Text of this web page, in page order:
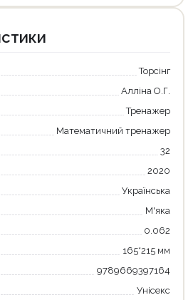
Торсінг
Алліна О.Г.
Тренажер
Математичний тренажер
32
2020
Українська
М'яка
0.062
165*215 мм
9789669397164
Унісекс
замовлення